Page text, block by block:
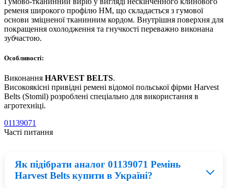
ременя широкого профілю HM, що складається з гумової
основи зміцненої тканинним кордом. Внутрішня поверхня для
покращення охолодження та гнучкості переважно виконана
зубчастою.
Особливості:
Виконання HARVEST BELTS.
Високоякісні привідні ремені відомої польської фірми Harvest
Belts (Stomil) розроблені спеціально для використання в
агротехніці.
01139071
Часті питання
Як підібрати аналог 01139071 Ремінь
Harvest Belts купити в Україні?